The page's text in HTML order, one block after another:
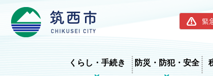
筑西市
緊
くらし・手続き 防災・防犯・安全